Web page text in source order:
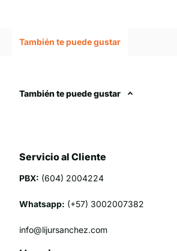
También te puede gustar
También te puede gustar
Servicio al Cliente
PBX: (604) 2004224
Whatsapp: (+57) 3002007382
info@lijursanchez.com